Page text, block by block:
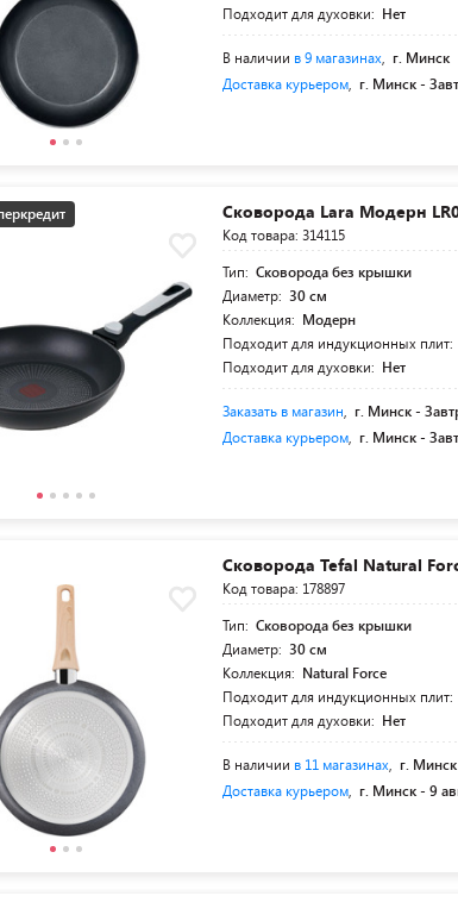
Подходит для духовки: Нет
В наличии в 9 магазинах г. Минск
Доставка курьером г. Минск -
Сковорода Lara Модерн
Код товара: 314115
Тип: Сковорода без крышки
Диаметр: 30 см
Коллекция: Модерн
Подходит для индукционных плит:
Подходит для духовки: Нет
Заказать в магазин г. Минск -
Доставка курьером г. Минск -
Сковорода Tefal Natural
Код товара: 178897
Тип: Сковорода без крышки
Диаметр: 30 см
Коллекция: Natural Force
Подходит для индукционных плит:
Подходит для духовки: Нет
В наличии в 11 магазинах г. Минск
Доставка курьером г. Минск -9